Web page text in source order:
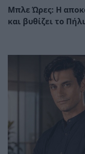
Μπλε Ώρες: Η
και βυθίζει το